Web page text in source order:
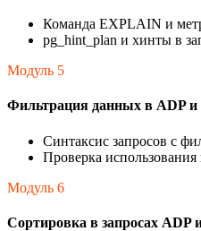
Команда EXPLAIN и
pg_hint_plan и хинты в
Модуль 5
Фильтрация данных в ADP и
Синтаксис запросов с
Проверка использования
Модуль 6
Сортировка в запросах ADP